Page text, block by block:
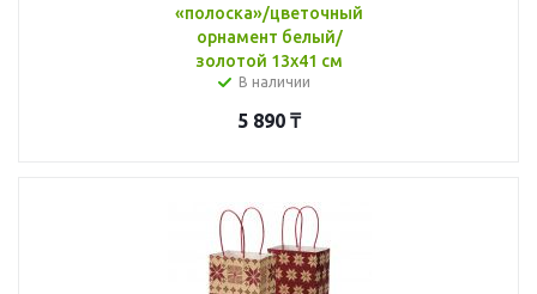
«полоска»/цветочный
орнамент белый/
золотой 13x41 см
В наличии
5 890 ₸